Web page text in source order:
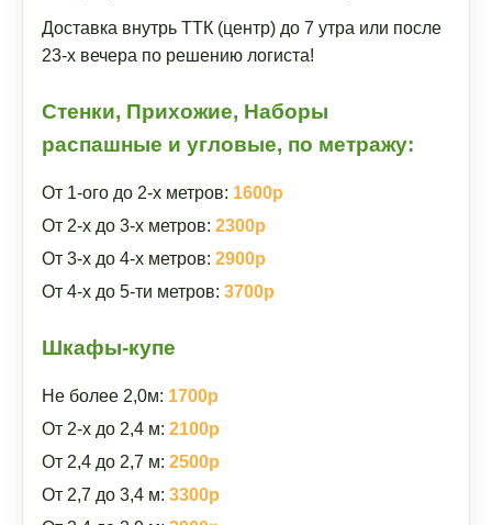
Доставка внутрь ТТК (центр) до 7 утра или после
23-х вечера по решению логиста!
Стенки, Прихожие, Наборы
распашные и угловые, по метражу:
От 1-ого до 2-х метров: 1600р
От 2-х до 3-х метров: 2300р
От 3-х до 4-х метров: 2900р
От 4-х до 5-ти метров: 3700р
Шкафы-купе
Не более 2,0м: 1700р
От 2-х до 2,4 м: 2100р
От 2,4 до 2,7 м: 2500р
От 2,7 до 3,4 м: 3300р